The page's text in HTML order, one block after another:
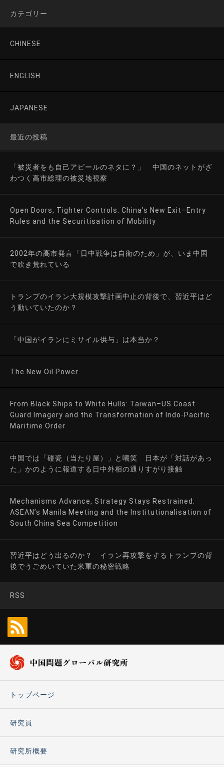
カテゴリー
CHINESE
ENGLISH
JAPANESE
最近の投稿
「被災者をも自己アピールのネタに？」 中国のネットがざ
わつく高市総理の被災地視察
Open Doors, Tighter Controls: China’s New Exit–Entry
Rules and the Securitisation of Mobility
2002年の高市発言「日中戦争は自衛のため」が、いま中国
で吹き荒れている
トランプのイラン大規模攻撃計画中止の背後で、習近平はど
う動いていたのか？
「中国がイランにミサイル供与」は本当か？
The New Oil Power
From Black Ships to White Hulls: Taiwan–US Coast
Guard Imagery and the Transformation of Indo-Pacific
Maritime Order
中国では「碰瓷（当たり屋）」と嘲笑 日本が「対話があっ
た」かのように報道する日中外相の通りすがり接触
Mechanisms Advance, Strategy Stays Restrained:
ASEAN’s Manila Meeting and the Institutionalisation of
South China Sea Competition
習近平はどう出るのか？ イラン再攻撃をするトランプの背
後でうごめいていた米軍の秘密戦略
RSS
トップページ
研究員
研究所概要